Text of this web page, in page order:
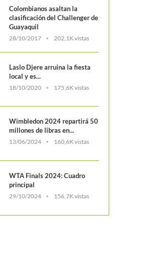
Colombianos asaltan la
clasificación del Challenger de
Guayaquil
28/10/2017 202,1K vistas
Laslo Djere arruina la fiesta
local y es...
18/10/2020 175,6K vistas
Wimbledon 2024 repartirá 50
millones de libras en...
13/06/2024 160,6K vistas
WTA Finals 2024: Cuadro
principal
29/10/2024 156,7K vistas